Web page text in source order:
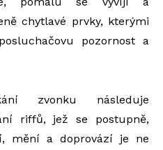
chytlavé prvky, kterými
pozornost a
zvonku následuje
riffů, jež se postupně,
mění a doprovází je ne